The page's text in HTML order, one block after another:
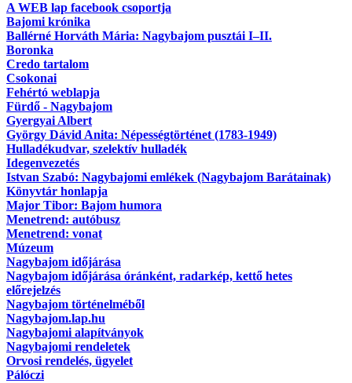
A WEB lap facebook csoportja
Bajomi krónika
Ballérné Horváth Mária: Nagybajom pusztái I–II.
Boronka
Credo tartalom
Csokonai
Fehértó weblapja
Fürdő - Nagybajom
Gyergyai Albert
György Dávid Anita: Népességtörténet (1783-1949)
Hulladékudvar, szelektív hulladék
Idegenvezetés
Istvan Szabó: Nagybajomi emlékek (Nagybajom Barátainak)
Könyvtár honlapja
Major Tibor: Bajom humora
Menetrend: autóbusz
Menetrend: vonat
Múzeum
Nagybajom időjárása
Nagybajom időjárása óránként, radarkép, kettő hetes
előrejelzés
Nagybajom történelméből
Nagybajom.lap.hu
Nagybajomi alapítványok
Nagybajomi rendeletek
Orvosi rendelés, ügyelet
Pálóczi